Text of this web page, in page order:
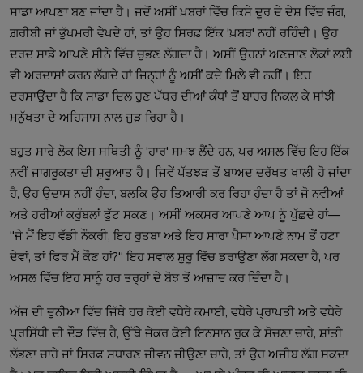
ਸਾਡਾ ਆਪਣਾ ਬਣ ਜਾਂਦਾ ਹੈ। ਜਦੋਂ ਅਸੀਂ ਖ਼ਬਰਾਂ ਵਿੱਚ ਕਿਸੇ ਦੂਰ ਦੇ ਦੇਸ਼ ਵਿੱਚ ਜੰਗ,
ਗ਼ਰੀਬੀ ਜਾਂ ਭੁੱਖਮਰੀ ਵੇਖਦੇ ਹਾਂ, ਤਾਂ ਉਹ ਸਿਰਫ਼ ਇੱਕ 'ਖ਼ਬਰ' ਨਹੀਂ ਰਹਿੰਦੀ। ਉਹ
ਦਰਦ ਸਾਡੇ ਆਪਣੇ ਸੀਨੇ ਵਿੱਚ ਚੁਭਣ ਲੱਗਦਾ ਹੈ। ਅਸੀਂ ਉਹਨਾਂ ਅਣਜਾਣ ਲੋਕਾਂ ਲਈ
ਵੀ ਅਰਦਾਸਾਂ ਕਰਨ ਲੱਗਦੇ ਹਾਂ ਜਿਨ੍ਹਾਂ ਨੂੰ ਅਸੀਂ ਕਦੇ ਮਿਲੇ ਵੀ ਨਹੀਂ। ਇਹ
ਦਰਸਾਉਂਦਾ ਹੈ ਕਿ ਸਾਡਾ ਦਿਲ ਹੁਣ ਪੱਥਰ ਦੀਆਂ ਕੰਧਾਂ ਤੋਂ ਬਾਹਰ ਨਿਕਲ ਕੇ ਸਾਂਝੀ
ਮਨੁੱਖਤਾ ਦੇ ਅਹਿਸਾਸ ਨਾਲ ਜੁੜ ਰਿਹਾ ਹੈ।
ਬਹੁਤ ਸਾਰੇ ਲੋਕ ਇਸ ਸਥਿਤੀ ਨੂੰ 'ਹਾਰ' ਸਮਝ ਲੈਂਦੇ ਹਨ, ਪਰ ਅਸਲ ਵਿੱਚ ਇਹ ਇੱਕ
ਨਵੀਂ ਜਾਗਰੂਕਤਾ ਦੀ ਸ਼ੁਰੂਆਤ ਹੈ। ਜਿਵੇਂ ਪੱਤਝੜ ਤੋਂ ਬਾਅਦ ਦਰੱਖਤ ਖਾਲੀ ਹੋ ਜਾਂਦਾ
ਹੈ, ਉਹ ਉਦਾਸ ਨਹੀਂ ਹੁੰਦਾ, ਬਲਕਿ ਉਹ ਤਿਆਰੀ ਕਰ ਰਿਹਾ ਹੁੰਦਾ ਹੈ ਤਾਂ ਜੋ ਨਵੀਆਂ
ਅਤੇ ਹਰੀਆਂ ਕਰੁੰਬਲਾਂ ਫੁੱਟ ਸਕਣ। ਅਸੀਂ ਅਕਸਰ ਆਪਣੇ ਆਪ ਨੂੰ ਪੁੱਛਦੇ ਹਾਂ—
"ਜੇ ਮੈਂ ਇਹ ਵੱਡੀ ਨੌਕਰੀ, ਇਹ ਰੁਤਬਾ ਅਤੇ ਇਹ ਸਾਰਾ ਪੈਸਾ ਆਪਣੇ ਨਾਮ ਤੋਂ ਹਟਾ
ਦੇਵਾਂ, ਤਾਂ ਫਿਰ ਮੈਂ ਕੌਣ ਹਾਂ?" ਇਹ ਸਵਾਲ ਸ਼ੁਰੂ ਵਿੱਚ ਡਰਾਉਣਾ ਲੱਗ ਸਕਦਾ ਹੈ, ਪਰ
ਅਸਲ ਵਿੱਚ ਇਹ ਸਾਨੂੰ ਹਰ ਤਰ੍ਹਾਂ ਦੇ ਬੋਝ ਤੋਂ ਆਜ਼ਾਦ ਕਰ ਦਿੰਦਾ ਹੈ।
ਅੱਜ ਦੀ ਦੁਨੀਆ ਵਿੱਚ ਜਿੱਥੇ ਹਰ ਕੋਈ ਵਧੇਰੇ ਕਮਾਈ, ਵਧੇਰੇ ਪ੍ਰਾਪਤੀ ਅਤੇ ਵਧੇਰੇ
ਪ੍ਰਸਿੱਧੀ ਦੀ ਦੌੜ ਵਿੱਚ ਹੈ, ਉੱਥੇ ਜੇਕਰ ਕੋਈ ਇਨਸਾਨ ਰੁਕ ਕੇ ਸੋਚਣਾ ਚਾਹੇ, ਸ਼ਾਂਤੀ
ਲੱਭਣਾ ਚਾਹੇ ਜਾਂ ਸਿਰਫ਼ ਸਧਾਰਣ ਜੀਵਨ ਜੀਉਣਾ ਚਾਹੇ, ਤਾਂ ਉਹ ਅਜੀਬ ਲੱਗ ਸਕਦਾ